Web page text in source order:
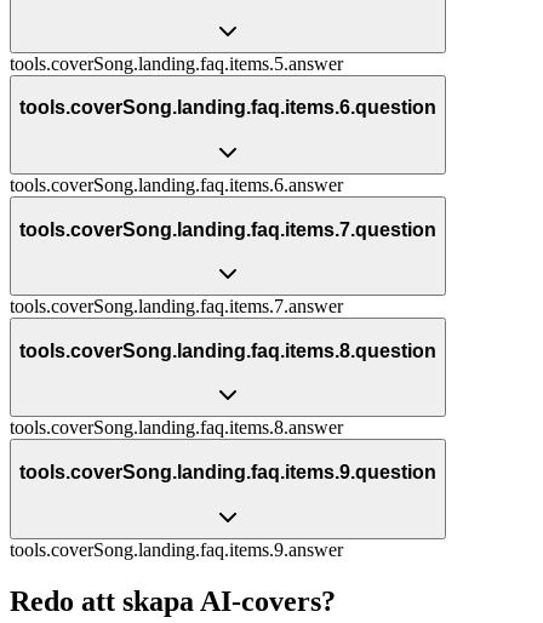
tools.coverSong.landing.faq.items.5.answer
tools.coverSong.landing.faq.items.6.question
tools.coverSong.landing.faq.items.6.answer
tools.coverSong.landing.faq.items.7.question
tools.coverSong.landing.faq.items.7.answer
tools.coverSong.landing.faq.items.8.question
tools.coverSong.landing.faq.items.8.answer
tools.coverSong.landing.faq.items.9.question
tools.coverSong.landing.faq.items.9.answer
Redo att skapa AI-covers?